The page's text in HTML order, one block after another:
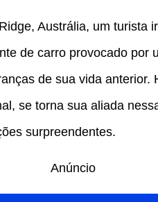
Austrália, um turista
de carro provocado por
de sua vida anterior.
se torna sua aliada
surpreendentes.
Anúncio